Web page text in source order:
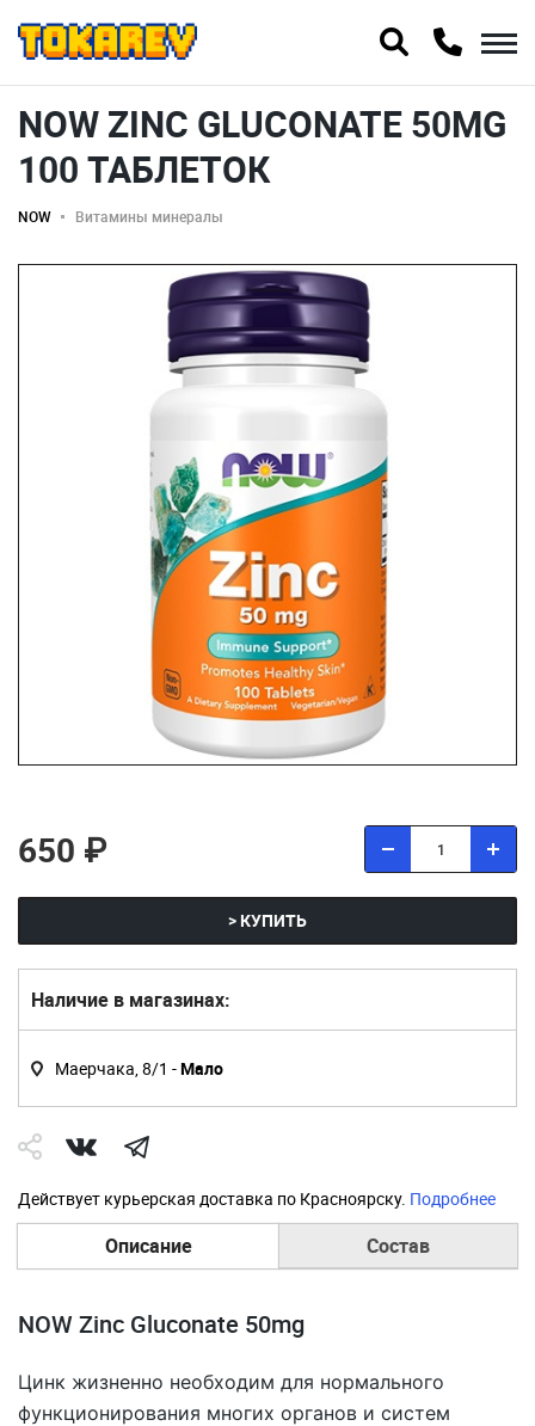
NOW ZINC GLUCONATE 50MG
100 ТАБЛЕТОК
NOW Витамины минералы
650 ₽
> КУПИТЬ
Наличие в магазинах:
Маерчака, 8/1 -Мало
Действует курьерская доставка по Красноярску. Подробнее
Описание Состав
NOW Zinc Gluconate 50mg
Цинк жизненно необходим для нормального
функционирования многих органов и систем